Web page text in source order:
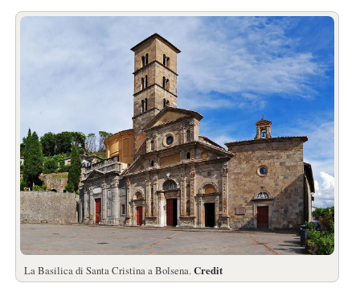
La Basilica di Santa Cristina a Bolsena.Credit